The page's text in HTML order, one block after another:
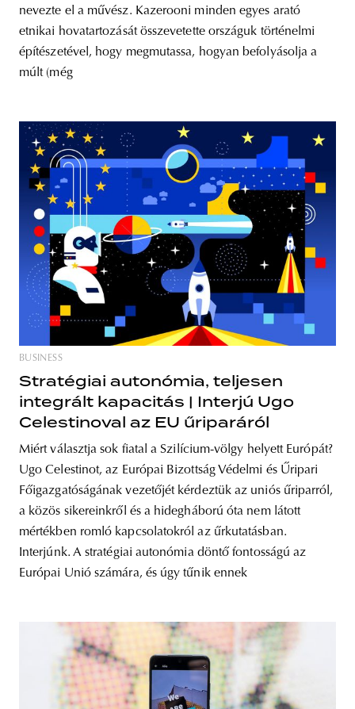
nevezte el a művész. Kazerooni minden egyes arató
etnikai hovatartozását összevetette országuk történelmi
építészetével, hogy megmutassa, hogyan befolyásolja a
múlt (még
BUSINESS
Stratégiai autonómia, teljesen
integrált kapacitás | Interjú Ugo
Celestinoval az EU űriparáról
Miért választja sok fiatal a Szilícium-völgy helyett Európát?
Ugo Celestinot, az Európai Bizottság Védelmi és Űripari
Főigazgatóságának vezetőjét kérdeztük az uniós űriparról,
a közös sikereinkről és a hidegháború óta nem látott
mértékben romló kapcsolatokról az űrkutatásban.
Interjúnk. A stratégiai autonómia döntő fontosságú az
Európai Unió számára, és úgy tűnik ennek